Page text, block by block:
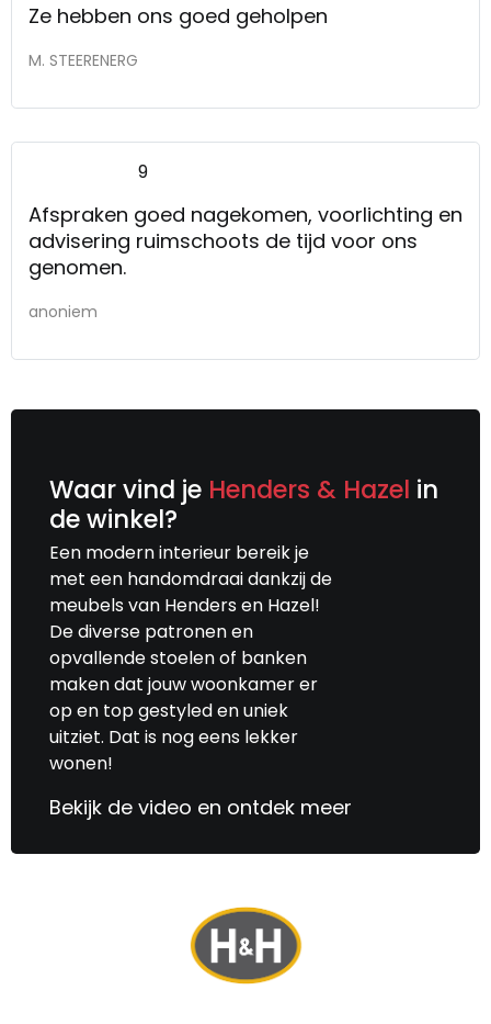
Ze hebben ons goed geholpen
M. STEERENERG
9
Afspraken goed nagekomen, voorlichting en
advisering ruimschoots de tijd voor ons
genomen.
anoniem
Waar vind je Henders & Hazel in
de winkel?
Een modern interieur bereik je
met een handomdraai dankzij de
meubels van Henders en Hazel!
De diverse patronen en
opvallende stoelen of banken
maken dat jouw woonkamer er
op en top gestyled en uniek
uitziet. Dat is nog eens lekker
wonen!
Bekijk de video en ontdek meer